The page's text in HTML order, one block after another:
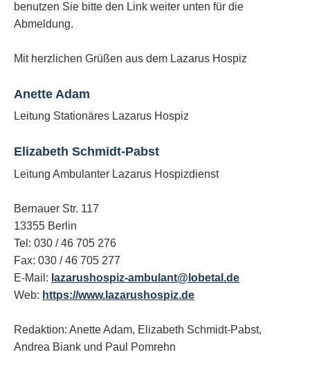
benutzen Sie bitte den Link weiter unten für die
Abmeldung.
Mit herzlichen Grüßen aus dem Lazarus Hospiz
Anette Adam
Leitung Stationäres Lazarus Hospiz
Elizabeth Schmidt-Pabst
Leitung Ambulanter Lazarus Hospizdienst
Bernauer Str. 117
13355 Berlin
Tel: 030 / 46 705 276
Fax: 030 / 46 705 277
E-Mail: lazarushospiz-ambulant@lobetal.de
Web: https://www.lazarushospiz.de
Redaktion: Anette Adam, Elizabeth Schmidt-Pabst,
Andrea Biank und Paul Pomrehn